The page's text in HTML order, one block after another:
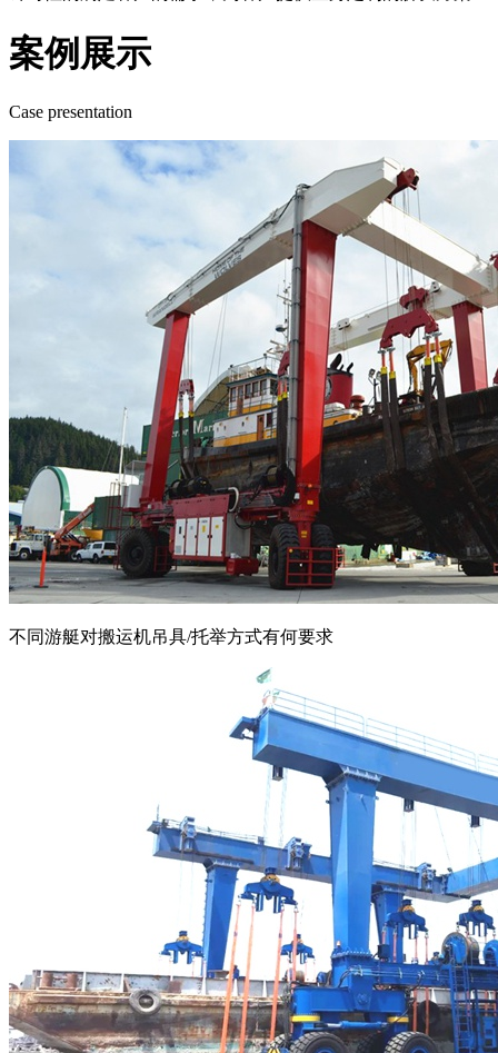
案例展示
Case presentation
不同游艇对搬运机吊具/托举方式有何要求